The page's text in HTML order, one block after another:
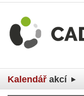
Kalendář akcí